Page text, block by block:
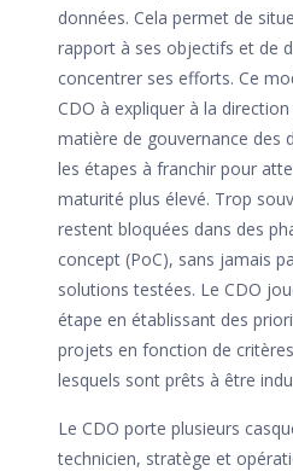
données. Cela permet de
rapport à ses objectifs et de
concentrer ses efforts. Ce
CDO à expliquer à la
matière de gouvernance des
les étapes à franchir pour
maturité plus élevé. Trop
restent bloquées dans des
concept (PoC), sans jamais
solutions testées. Le CDO
étape en établissant des
projets en fonction de
lesquels sont prêts à être
Le CDO porte plusieurs
technicien, stratège et